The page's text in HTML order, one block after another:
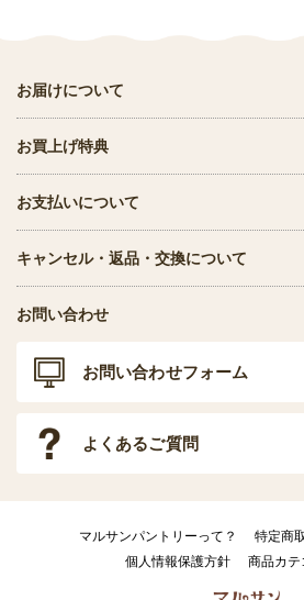
お届けについて
お買上げ特典
お支払いについて
キャンセル・返品・交換について
お問い合わせ
お問い合わせフォーム
よくあるご質問
マルサンパントリーって？
特定商
個人情報保護方針
商品カ